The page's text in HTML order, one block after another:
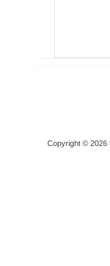
Copyright © 2026